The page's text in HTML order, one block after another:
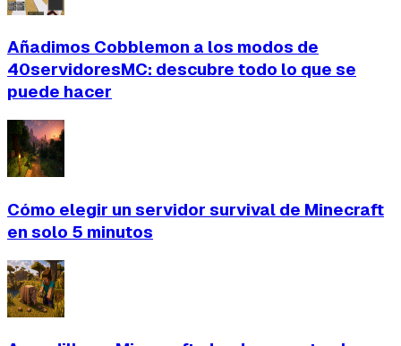
Añadimos Cobblemon a los modos de
40servidoresMC: descubre todo lo que se
puede hacer
Cómo elegir un servidor survival de Minecraft
en solo 5 minutos